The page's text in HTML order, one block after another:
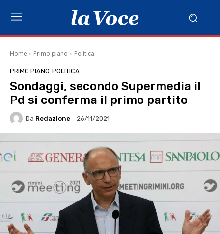
Home Primo piano Politica
PRIMO PIANO POLITICA
Sondaggi, secondo Supermedia il
Pd si conferma il primo partito
Da Redazione 26/11/2021